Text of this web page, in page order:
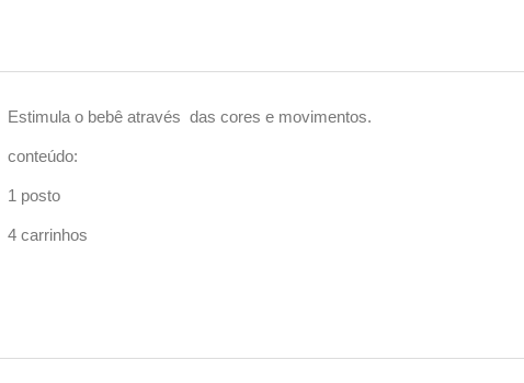
Estimula o bebê através das cores e movimentos.
conteúdo:
1 posto
4 carrinhos